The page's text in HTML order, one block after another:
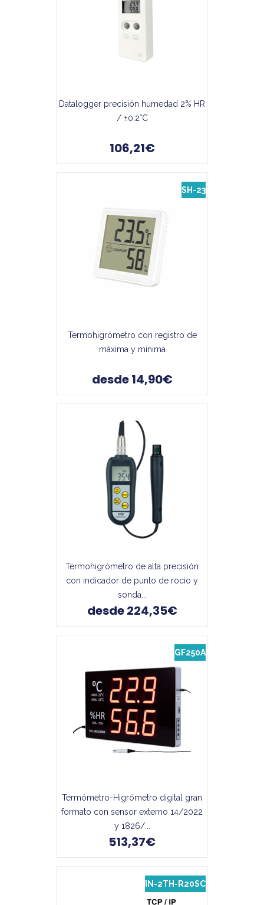
Datalogger precisión humedad 2% HR
/ ±0.2°C
106,21€
Termohigrómetro con registro de
máxima y mínima
desde 14,90€
SH-23
Termohigrómetro de alta precisión
con indicador de punto de rocio y
sonda...
desde 224,35€
Termómetro-Higrómetro digital gran
formato con sensor externo 14/2022
y 1826/...
513,37€
GF250A
IN-2TH-R20SC